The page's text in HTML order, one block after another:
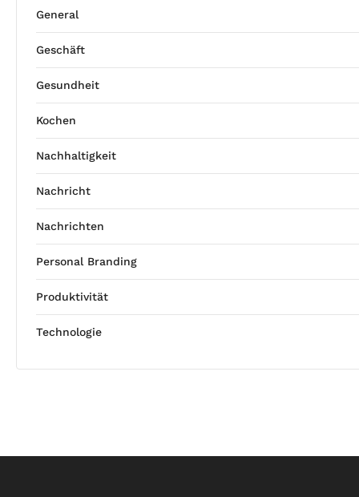
General
Geschäft
Gesundheit
Kochen
Nachhaltigkeit
Nachricht
Nachrichten
Personal Branding
Produktivität
Technologie